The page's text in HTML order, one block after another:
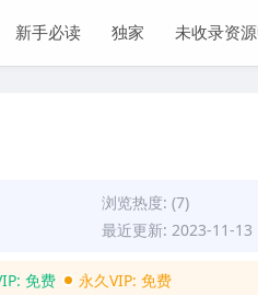
新手必读 独家 未收录资
浏览热度: (7)
最近更新: 2023-11-13
免费 永久VIP:免费